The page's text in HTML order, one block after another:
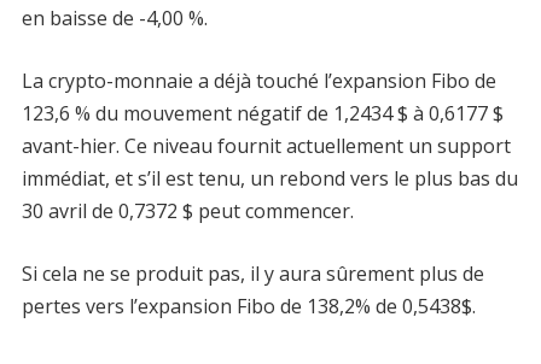
en baisse de -4,00 %.
La crypto-monnaie a déjà touché l’expansion Fibo de
123,6 % du mouvement négatif de 1,2434 $ à 0,6177 $
avant-hier. Ce niveau fournit actuellement un support
immédiat, et s’il est tenu, un rebond vers le plus bas du
30 avril de 0,7372 $ peut commencer.
Si cela ne se produit pas, il y aura sûrement plus de
pertes vers l’expansion Fibo de 138,2% de 0,5438$.